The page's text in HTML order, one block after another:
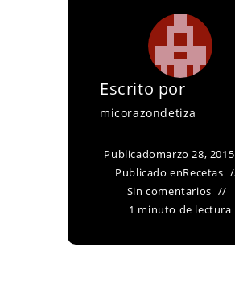
Escrito por
micorazondetiza
Publicadomarzo 28, 2015
Publicado enRecetas
Sin comentarios
1 minuto de lectura